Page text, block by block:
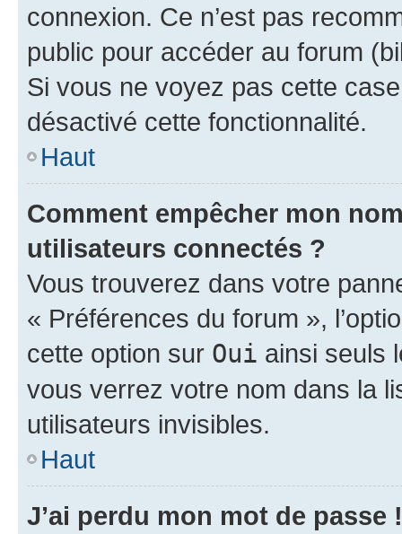
connexion. Ce n’est pas
public pour accéder au forum
Si vous ne voyez pas cette
désactivé cette fonctionnalité.
Haut
Comment empêcher mon
utilisateurs connectés ?
Vous trouverez dans votre
« Préférences du forum »,
cette option sur Oui ainsi seuls
vous verrez votre nom dans la
utilisateurs invisibles.
Haut
J’ai perdu mon mot de passe !